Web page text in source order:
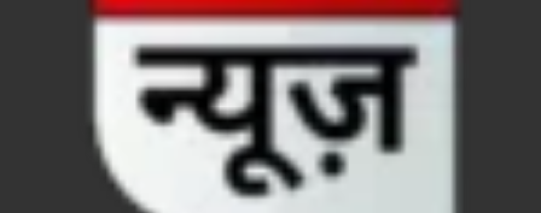
Kashi Tamil Sangamm: भारत सरकार भाषाई
Ayushman Yojana: मुख्यमंत्री ने 142 नवनियुक्त
Mutul Fund SIP: सिर्फ 2000 महीने जमा करके कैसे बन
Vande Matram In Parilament: वंदे मातरम पर संसद में